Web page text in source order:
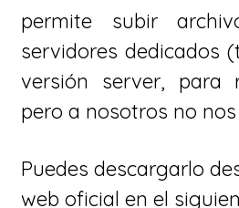
permite subir
servidores dedicados
versión server, para
pero a nosotros no
Puedes descargarlo
web oficial en el